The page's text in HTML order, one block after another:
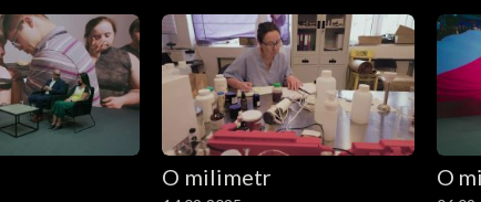
O milimetr O